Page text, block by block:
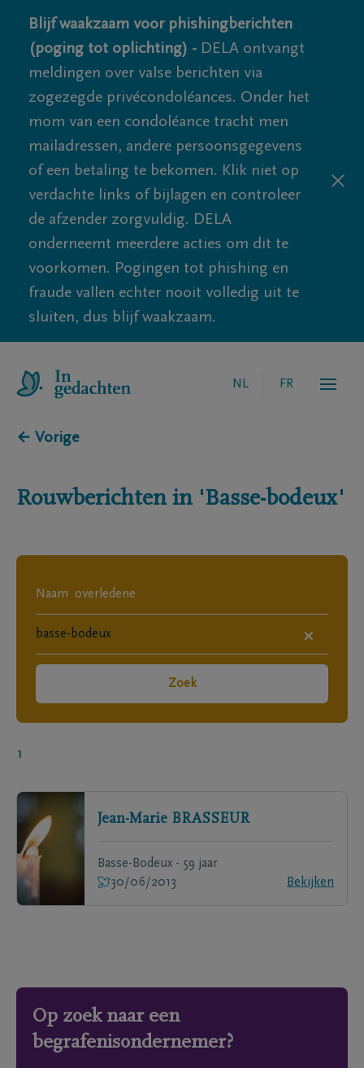
Blijf waakzaam voor phishingberichten
(poging tot oplichting) - DELA ontvangt
meldingen over valse berichten via
zogezegde privécondoléances. Onder het
mom van een condoléance tracht men
mailadressen, andere persoonsgegevens
of een betaling te bekomen. Klik niet op
verdachte links of bijlagen en controleer
de afzender zorgvuldig. DELA
onderneemt meerdere acties om dit te
voorkomen. Pogingen tot phishing en
fraude vallen echter nooit volledig uit te
sluiten, dus blijf waakzaam.
NL FR
← Vorige
Rouwberichten in 'Basse-bodeux'
×
Zoek
1
Jean-Marie BRASSEUR
Basse-Bodeux - 59 jaar
30/06/2013
Bekijken
Op zoek naar een
begrafenisondernemer?